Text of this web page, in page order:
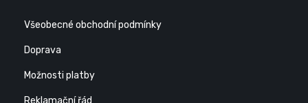
Všeobecné obchodní podmínky
Doprava
Možnosti platby
Reklamační řád